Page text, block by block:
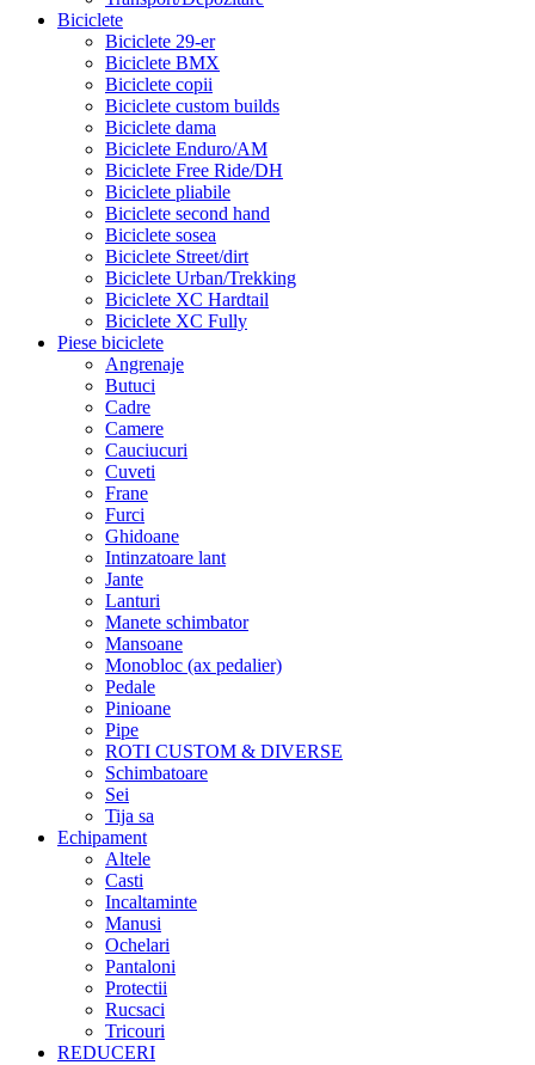
Biciclete
Biciclete 29-er
Biciclete BMX
Biciclete copii
Biciclete custom builds
Biciclete dama
Biciclete Enduro/AM
Biciclete Free Ride/DH
Biciclete pliabile
Biciclete second hand
Biciclete sosea
Biciclete Street/dirt
Biciclete Urban/Trekking
Biciclete XC Hardtail
Biciclete XC Fully
Piese biciclete
Angrenaje
Butuci
Cadre
Camere
Cauciucuri
Cuveti
Frane
Furci
Ghidoane
Intinzatoare lant
Jante
Lanturi
Manete schimbator
Mansoane
Monobloc (ax pedalier)
Pedale
Pinioane
Pipe
ROTI CUSTOM & DIVERSE
Schimbatoare
Sei
Tija sa
Echipament
Altele
Casti
Incaltaminte
Manusi
Ochelari
Pantaloni
Protectii
Rucsaci
Tricouri
REDUCERI